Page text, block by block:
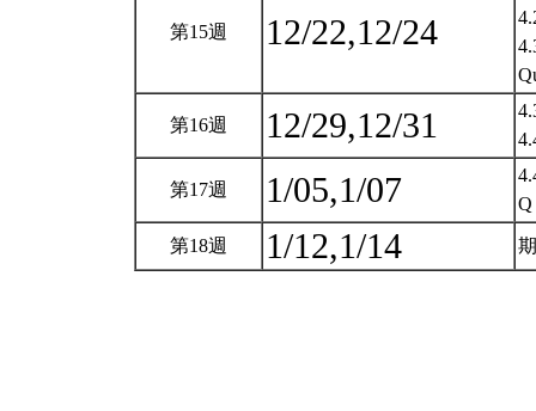
第15週 12/22,12/24
第16週 12/29,12/31
第17週 1/05,1/07
第18週 1/12,1/14